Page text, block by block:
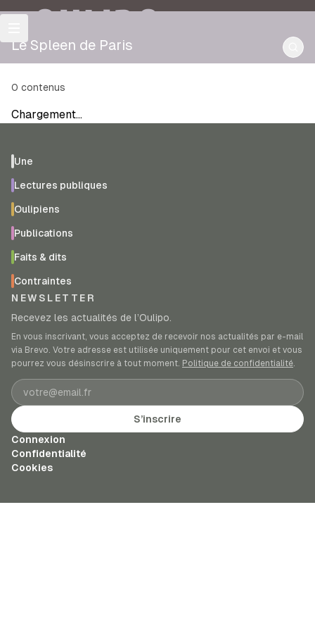
OULIPO
Le Spleen de Paris
0 contenus
Chargement…
Une
Lectures publiques
Oulipiens
Publications
Faits & dits
Contraintes
NEWSLETTER
Recevez les actualités de l’Oulipo.
En vous inscrivant, vous acceptez de recevoir nos actualités par e-mail
via Brevo. Votre adresse est utilisée uniquement pour cet envoi et vous
pourrez vous désinscrire à tout moment. Politique de confidentialité.
Adresse e-mail
S’inscrire
Connexion
Confidentialité
Cookies